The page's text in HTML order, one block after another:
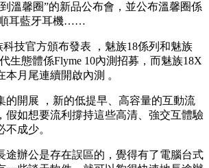
溫馨圈”的新品公布會，並公布溫馨圈係
順耳藍牙耳機……
技官方頒布發表 ，魅族18係列和魅族
生態體係Flyme 10內測招募，而魅族18X
月尾連續開啟內測 。
開展 ，新的低提早、高容量的互動流
假如想要流利撐持這些高清、強交互體驗
少。
公是存在誤區的 ，覺得有了電腦台式